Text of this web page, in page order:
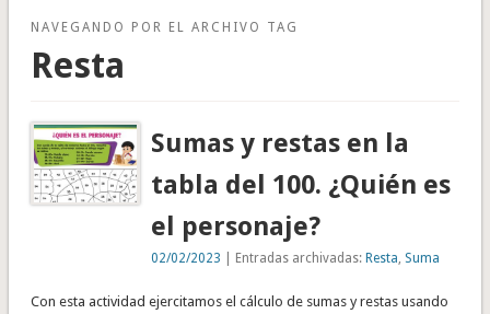
NAVEGANDO POR EL ARCHIVO TAG
Resta
Sumas y restas en la
tabla del 100. ¿Quién es
el personaje?
02/02/2023 | Entradas archivadas:Resta Suma
Con esta actividad ejercitamos el cálculo de sumas y restas usando